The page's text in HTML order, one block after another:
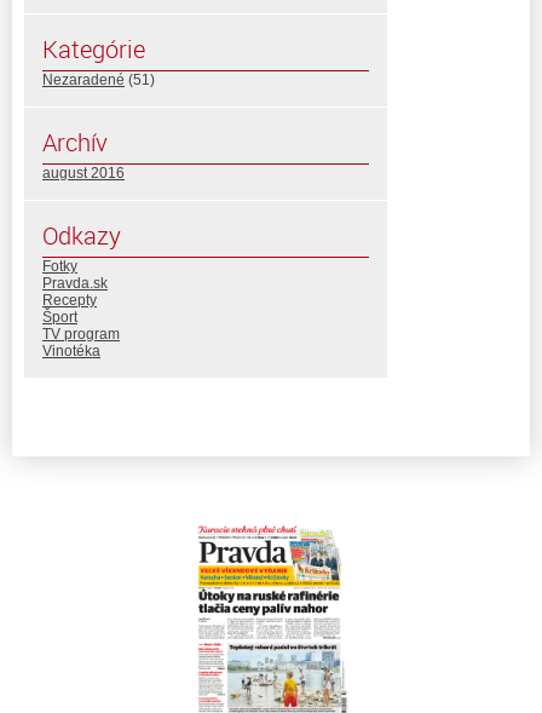
Kategórie
Nezaradené (51)
Archív
august 2016
Odkazy
Fotky
Pravda.sk
Recepty
Šport
TV program
Vinotéka